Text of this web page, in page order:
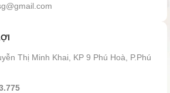
Thị Minh Khai, KP 9 Phú Hoà, P.Phú